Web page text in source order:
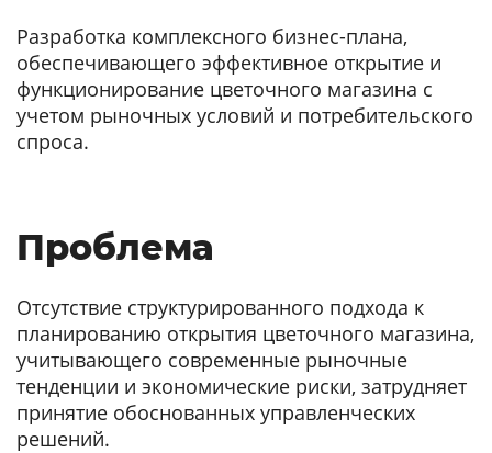
Разработка комплексного бизнес-плана,
обеспечивающего эффективное открытие и
функционирование цветочного магазина с
учетом рыночных условий и потребительского
спроса.
Проблема
Отсутствие структурированного подхода к
планированию открытия цветочного магазина,
учитывающего современные рыночные
тенденции и экономические риски, затрудняет
принятие обоснованных управленческих
решений.